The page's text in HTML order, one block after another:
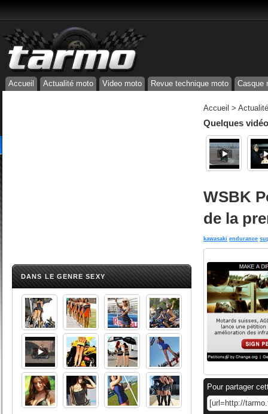
Accueil Actualité moto Video moto Revue technique moto Casque
DANS LE GENRE SEXY
Accueil >
Quelques
WSBK
de la
kawasaki endurance
Pour partager